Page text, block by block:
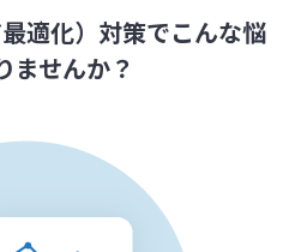
適化）対策でこんな悩
ませんか？